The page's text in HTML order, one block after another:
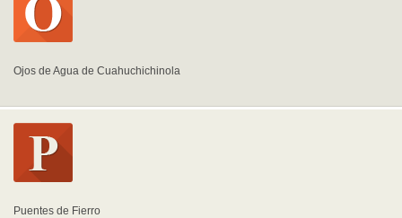
Ojos de Agua de Cuahuchichinola
Puentes de Fierro